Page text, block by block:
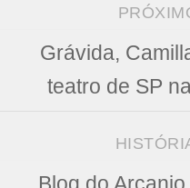
Grávida,
teatro de SP